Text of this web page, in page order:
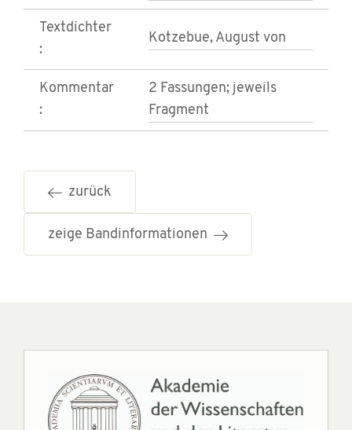
Textdichter
:
Kotzebue, August von
Kommentar
:
2 Fassungen; jeweils
Fragment
zurück
zeige Bandinformationen